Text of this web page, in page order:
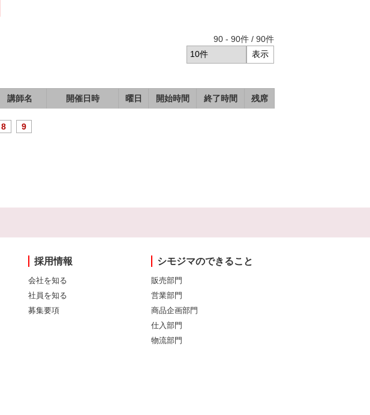
90 - 90件 / 90件
講師名 開催日時 曜日 開始時間 終了時間 残席
8 9
採用情報
会社を知る
社員を知る
募集要項
シモジマのできること
販売部門
営業部門
商品企画部門
仕入部門
物流部門